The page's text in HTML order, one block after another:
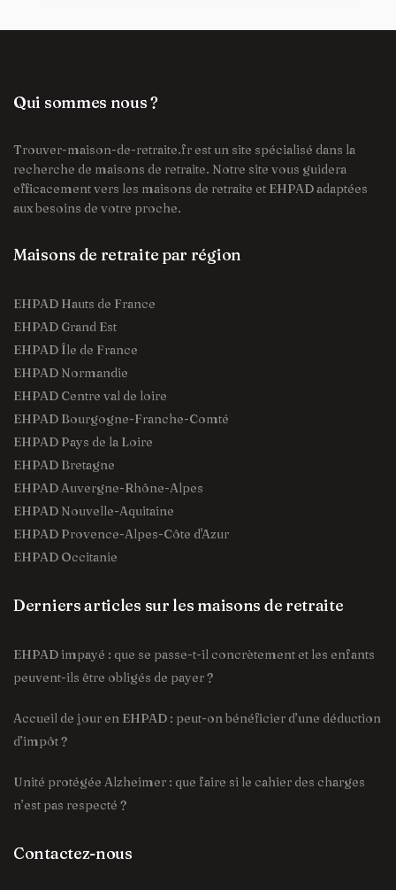
Qui sommes nous ?
Trouver-maison-de-retraite.fr est un site spécialisé dans la
recherche de maisons de retraite. Notre site vous guidera
efficacement vers les maisons de retraite et EHPAD adaptées
aux besoins de votre proche.
Maisons de retraite par région
EHPAD Hauts de France
EHPAD Grand Est
EHPAD Île de France
EHPAD Normandie
EHPAD Centre val de loire
EHPAD Bourgogne-Franche-Comté
EHPAD Pays de la Loire
EHPAD Bretagne
EHPAD Auvergne-Rhône-Alpes
EHPAD Nouvelle-Aquitaine
EHPAD Provence-Alpes-Côte d'Azur
EHPAD Occitanie
Derniers articles sur les maisons de retraite
EHPAD impayé : que se passe-t-il concrètement et les enfants
peuvent-ils être obligés de payer ?
Accueil de jour en EHPAD : peut-on bénéficier d’une déduction
d’impôt ?
Unité protégée Alzheimer : que faire si le cahier des charges
n’est pas respecté ?
Contactez-nous